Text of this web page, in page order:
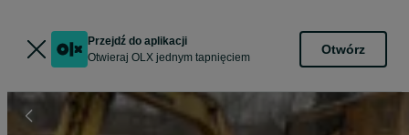
Przejdź do aplikacji
Otwieraj OLX jednym tapnięciem
Otwórz